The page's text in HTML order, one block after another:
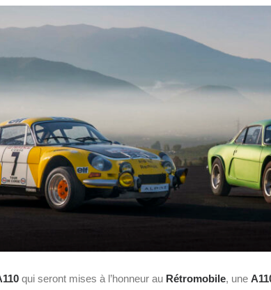
qui seront mises à l’honneur au Rétromobile, une